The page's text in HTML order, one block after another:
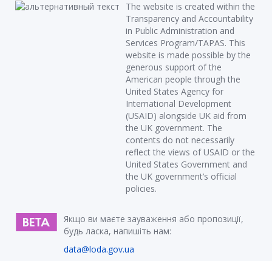
The website is created within the
Transparency and Accountability
in Public Administration and
Services Program/TAPAS. This
website is made possible by the
generous support of the
American people through the
United States Agency for
International Development
(USAID) alongside UK aid from
the UK government. The
contents do not necessarily
reflect the views of USAID or the
United States Government and
the UK government’s official
policies.
Якщо ви маєте зауваження або пропозиції,
будь ласка, напишіть нам:
data@loda.gov.ua